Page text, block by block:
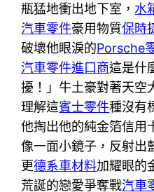
瓶猛地衝出地下室， 水
汽車零件豪用物質保時
破壞他眼淚的Porsche
汽車零件進口商這是什
擾！」牛土豪對著天空
理解這賓士零件種沒有
他掏出他的純金箔信用
像一面小鏡子，反射出
更德系車材料加耀眼的
荒誕的戀愛爭奪戰汽車